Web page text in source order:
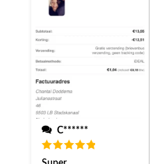
C******
Waardering